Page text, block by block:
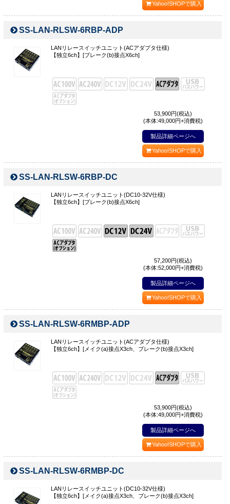
Yahoo!SHOPで購入
SS-LAN-RLSW-6RBP-ADP
LANリレースイッチユニット(ACアダプタ仕様)
【独立6ch】[ブレーク(b)接点X6ch]
53,900円(税込)
(本体:49,000円+消費税)
製品詳細ページへ
Yahoo!SHOPで購入
SS-LAN-RLSW-6RBP-DC
LANリレースイッチユニット(DC10-32V仕様)
【独立6ch】[ブレーク(b)接点X6ch]
57,200円(税込)
(本体:52,000円+消費税)
製品詳細ページへ
Yahoo!SHOPで購入
SS-LAN-RLSW-6RMBP-ADP
LANリレースイッチユニット(ACアダプタ仕様)
【独立6ch】[メイク(a)接点X3ch、ブレーク(b)接点X3ch]
53,900円(税込)
(本体:49,000円+消費税)
製品詳細ページへ
Yahoo!SHOPで購入
SS-LAN-RLSW-6RMBP-DC
LANリレースイッチユニット(DC10-32V仕様)
【独立6ch】[メイク(a)接点X3ch、ブレーク(b)接点X3ch]